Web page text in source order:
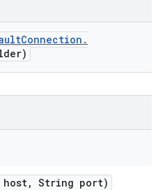
Connection .
, String port)